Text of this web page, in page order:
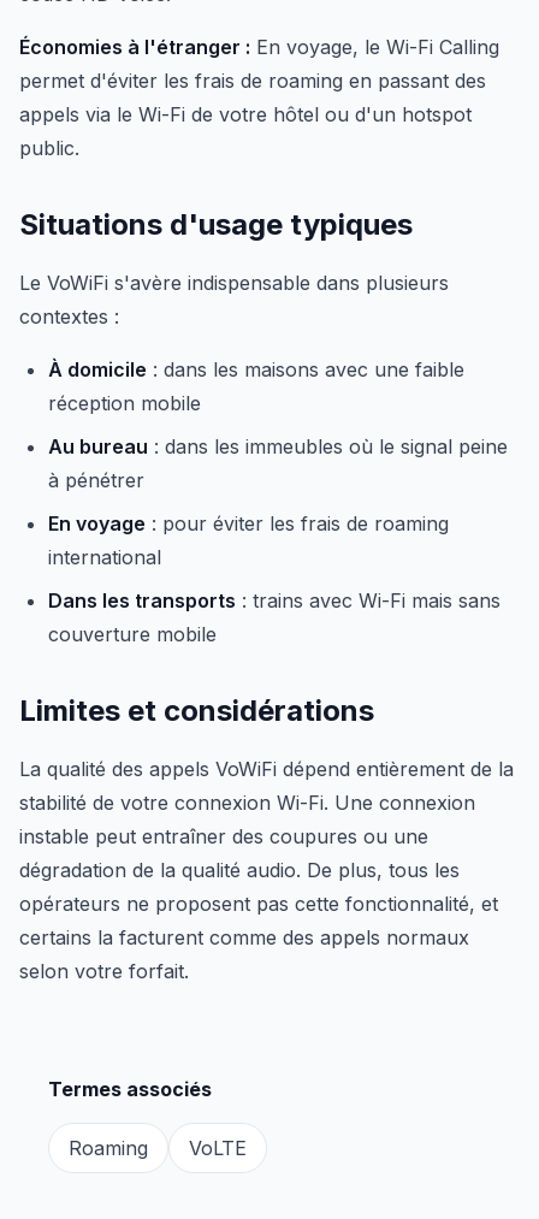
Économies à l'étranger : En voyage, le Wi-Fi Calling
permet d'éviter les frais de roaming en passant des
appels via le Wi-Fi de votre hôtel ou d'un hotspot
public.
Situations d'usage typiques
Le VoWiFi s'avère indispensable dans plusieurs
contextes :
À domicile : dans les maisons avec une faible
réception mobile
Au bureau : dans les immeubles où le signal peine
à pénétrer
En voyage : pour éviter les frais de roaming
international
Dans les transports : trains avec Wi-Fi mais sans
couverture mobile
Limites et considérations
La qualité des appels VoWiFi dépend entièrement de la
stabilité de votre connexion Wi-Fi. Une connexion
instable peut entraîner des coupures ou une
dégradation de la qualité audio. De plus, tous les
opérateurs ne proposent pas cette fonctionnalité, et
certains la facturent comme des appels normaux
selon votre forfait.
Termes associés
Roaming VoLTE